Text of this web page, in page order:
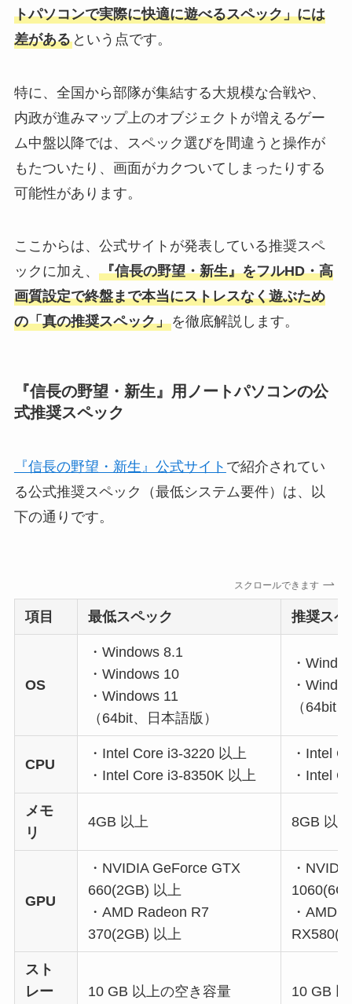
トパソコンで実際に快適に遊べるスペック」には
差があるという点です。
特に、全国から部隊が集結する大規模な合戦や、
内政が進みマップ上のオブジェクトが増えるゲー
ム中盤以降では、スペック選びを間違うと操作が
もたついたり、画面がカクついてしまったりする
可能性があります。
ここからは、公式サイトが発表している推奨スペ
ックに加え、 『信長の野望・新生』をフルHD・高
画質設定で終盤まで本当にストレスなく遊ぶため
の「真の推奨スペック」を徹底解説します。
『信長の野望・新生』用ノートパソコンの公
式推奨スペック
『信長の野望・新生』公式サイト で紹介されてい
る公式推奨スペック（最低システム要件）は、以
下の通りです。
スクロールできます
項目 最低スペック 推奨スペ
OS
・Windows 8.1
・Windows 10
・Windows 11
（64bit、日本語版）
・
・
（64bit
CPU
・Intel Core i3-3220 以上
・Intel Core i3-8350K 以上
・Intel
・Intel
メモ
リ
4GB 以上 8GB 以上
GPU
・NVIDIA GeForce GTX
660(2GB) 以上
・AMD Radeon R7
370(2GB) 以上
・
・AMD
スト
レー
10 GB 以上の空き容量 10 GB